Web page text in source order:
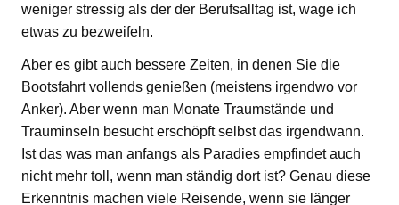
weniger stressig als der der Berufsalltag ist, wage ich
etwas zu bezweifeln.
Aber es gibt auch bessere Zeiten, in denen Sie die
Bootsfahrt vollends genießen (meistens irgendwo vor
Anker). Aber wenn man Monate Traumstände und
Trauminseln besucht erschöpft selbst das irgendwann.
Ist das was man anfangs als Paradies empfindet auch
nicht mehr toll, wenn man ständig dort ist? Genau diese
Erkenntnis machen viele Reisende, wenn sie länger